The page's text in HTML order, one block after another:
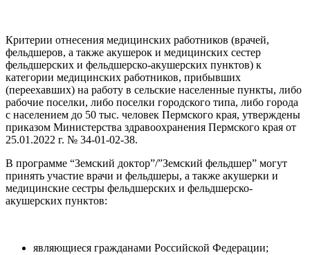
Критерии отнесения медицинских работников (врачей,
фельдшеров, а также акушерок и медицинских сестер
фельдшерских и фельдшерско-акушерских пунктов) к
категории медицинских работников, прибывших
(переехавших) на работу в сельские населенные пункты, либо
рабочие поселки, либо поселки городского типа, либо города
с населением до 50 тыс. человек Пермского края, утверждены
приказом Министерства здравоохранения Пермского края от
25.01.2022 г. № 34-01-02-38.
В программе “Земский доктор”/”Земский фельдшер” могут
принять участие врачи и фельдшеры, а также акушерки и
медицинские сестры фельдшерских и фельдшерско-
акушерских пунктов:
являющиеся гражданами Российской Федерации;